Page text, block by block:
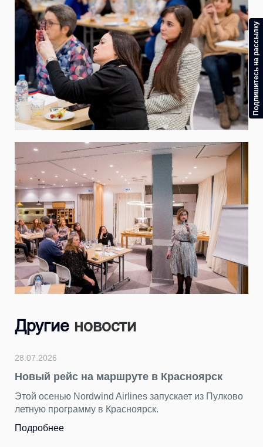
Другие новости
24.07.2026
Подводим итоги фотоконкурса «Главный
герой — Пулково»
За последние недели мы получили от вас десятки
ярких снимков. Каждый кадр показал аэропорт с
Подпишитесь на рассылку